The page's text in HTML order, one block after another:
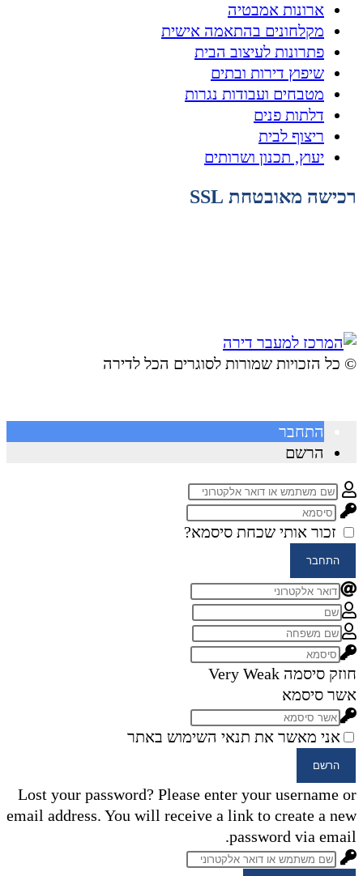
ארונות אמבטיה
מקלחונים בהתאמה אישית
פתרונות לעיצוב הבית
שיפוץ דירות ובתים
מטבחים ועבודות נגרות
דלתות פנים
ריצוף לבית
יעוץ, תכנון ושרותים
רכישה מאובטחת SSL
© ​כל הזכויות שמורות לסוגרים הכל לדירה
התחבר
הרשם
זכור אותי שכחת סיסמא?
התחבר
חוזק סיסמה Very Weak
אשר סיסמא
אני מאשר את תנאי השימוש באתר
הרשם
Lost your password? Please enter your username or
email address. You will receive a link to create a new
password via email.